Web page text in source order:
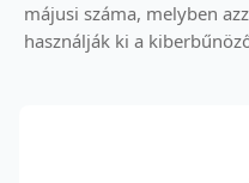
májusi száma, melyben
használják ki a